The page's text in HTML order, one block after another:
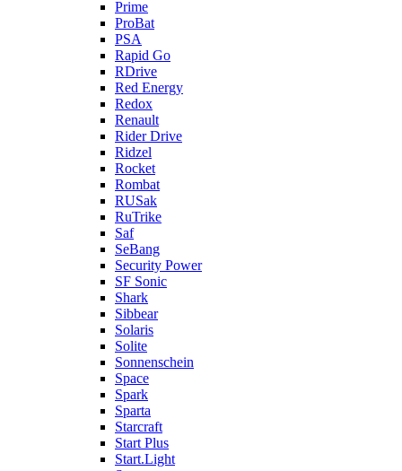
Prime
ProBat
PSA
Rapid Go
RDrive
Red Energy
Redox
Renault
Rider Drive
Ridzel
Rocket
Rombat
RUSak
RuTrike
Saf
SeBang
Security Power
SF Sonic
Shark
Sibbear
Solaris
Solite
Sonnenschein
Space
Spark
Sparta
Starcraft
Start Plus
Start.Light